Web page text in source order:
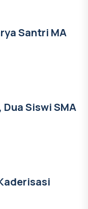
Santri MA
Siswi SMA